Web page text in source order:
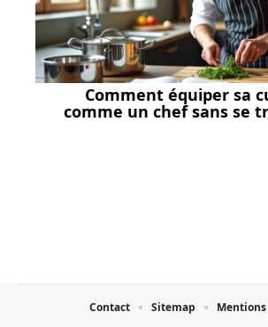
Comment équiper sa
comme un chef sans se
Contact Sitemap